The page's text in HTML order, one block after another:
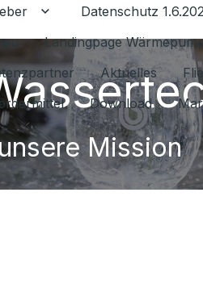
Untermenü für Ratgeber
Datenschutz
Landingpage
Aktuelles
Download
Mission